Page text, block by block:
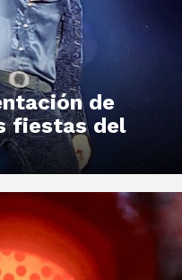
de
fiestas del